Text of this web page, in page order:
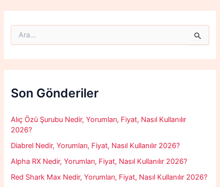
r
c
f
o
:
Son Gönderiler
Alıç Özü Şurubu Nedir, Yorumları, Fiyat, Nasıl Kullanılır
2026?
Diabrel Nedir, Yorumları, Fiyat, Nasıl Kullanılır 2026?
Alpha RX Nedir, Yorumları, Fiyat, Nasıl Kullanılır 2026?
Red Shark Max Nedir, Yorumları, Fiyat, Nasıl Kullanılır 2026?